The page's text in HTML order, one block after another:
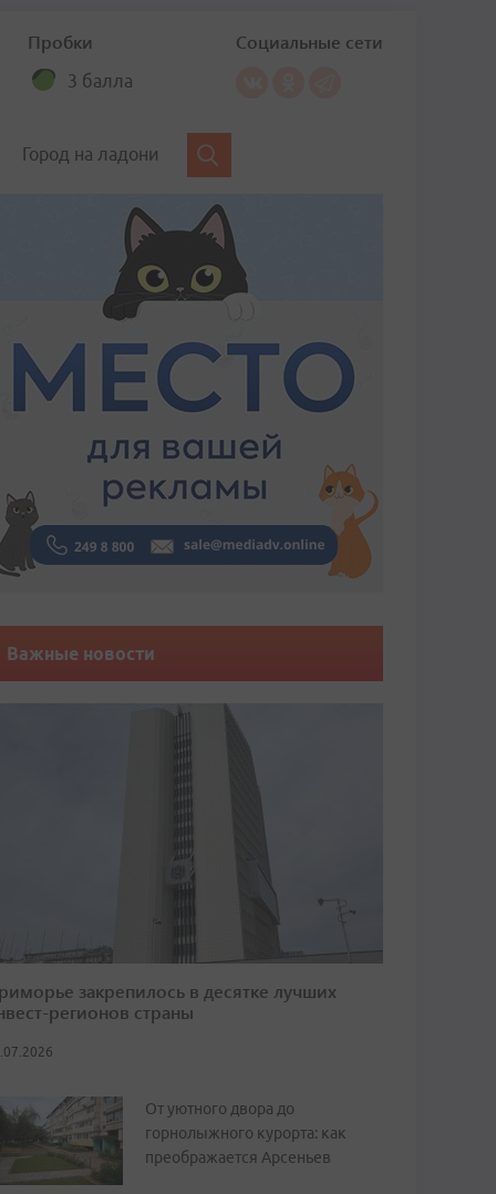
Пробки
3 балла
Социальные сети
Город на ладони
Важные новости
закрепилось в десятке лучших
регионов страны
От уютного двора до
горнолыжного курорта: как
преображается Арсеньев